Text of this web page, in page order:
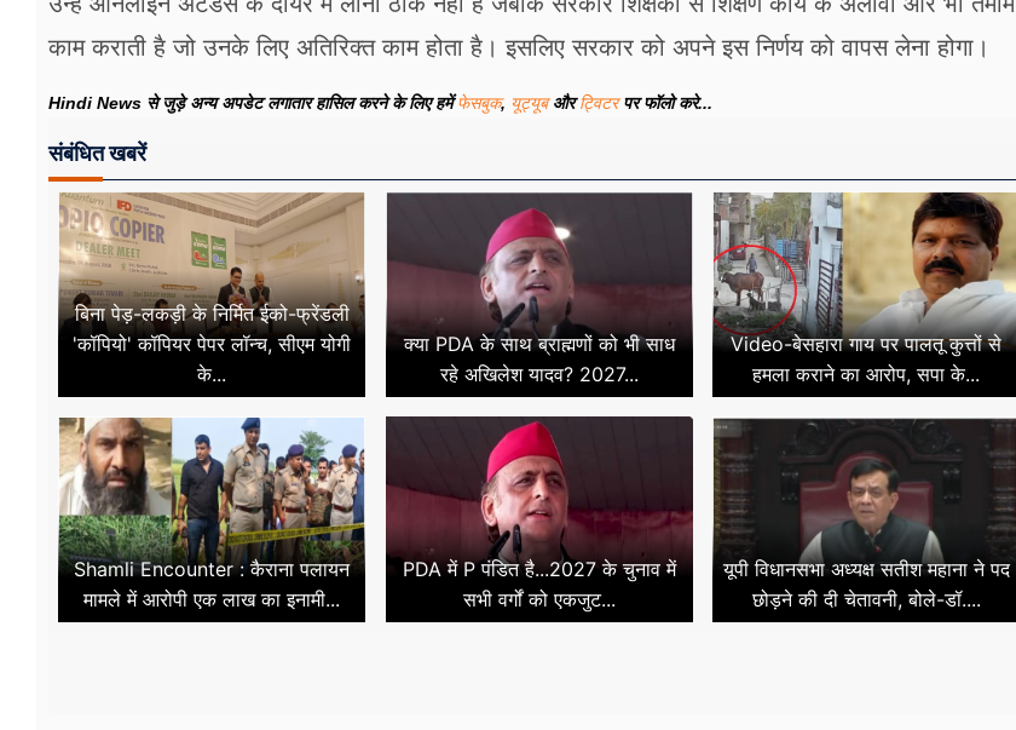
काम कराती है जो उनके लिए अतिरिक्त काम होता है। इसलिए सरकार को अपने इस निर्णय को वापस लेना होगा।
Hindi News से जुड़े अन्य अपडेट लगातार हासिल करने के लिए हमेंफेसबुक, यूट्यूबऔरट्विटरपर फॉलो करे...
संबंधित खबरें
बिना पेड़-लकड़ी के निर्मित ईको-फ्रेंडली
'कॉपियो' कॉपियर पेपर लॉन्च, सीएम योगी
के...
क्या PDA के साथ ब्राह्मणों को भी साध
रहे अखिलेश यादव? 2027...
Video-बेसहारा गाय पर पालतू कुत्तों से
हमला कराने का आरोप, सपा के...
Shamli Encounter : कैराना पलायन
मामले में आरोपी एक लाख का इनामी...
PDA में P पंडित है...2027 के चुनाव में
सभी वर्गों को एकजुट...
यूपी विधानसभा अध्यक्ष सतीश महाना ने पद
छोड़ने की दी चेतावनी, बोले-डॉ....